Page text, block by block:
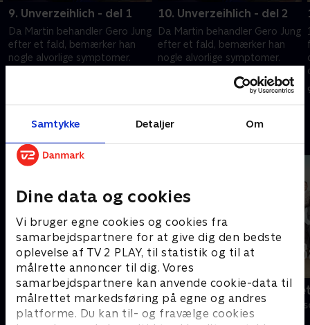
Samtykke Detaljer Om
Dine data og cookies
Vi bruger egne cookies og cookies fra
samarbejdspartnere for at give dig den bedste
oplevelse af TV 2 PLAY, til statistik og til at
målrette annoncer til dig. Vores
samarbejdspartnere kan anvende cookie-data til
målrettet markedsføring på egne og andres
platforme. Du kan til- og fravælge cookies
9. Unverzeihlich - del 1
Da Martin behandler Gero Jung
efter et fald, bemærker han
nogle alvorlige symptomer.
10. Unverzeihlich - del 2
Da Martin behandler Gero Jung
efter et fald, bemærker han
nogle alvorlige symptomer.
tør Martin og Karin tro på en
6. februar 2026 • 43 min
Bjergets helte
Drama • 15 sæsoner Drama • 10